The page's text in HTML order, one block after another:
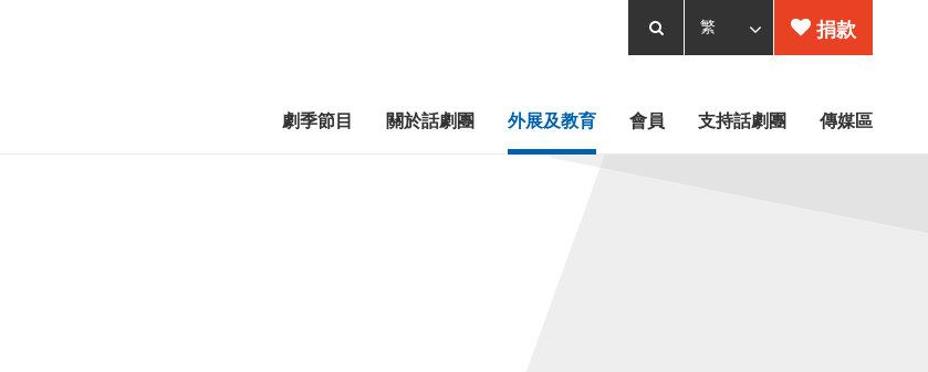
劇季節目 關於話劇團 外展及教育 會員 支持話劇團 傳媒區
捐款